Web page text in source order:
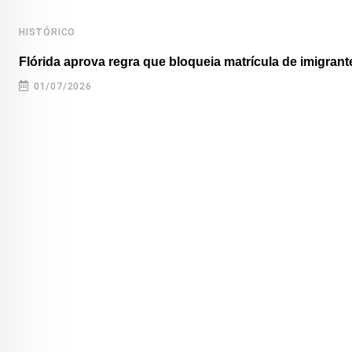
HISTÓRICO
Flórida aprova regra que bloqueia matrícula de
01/07/2026